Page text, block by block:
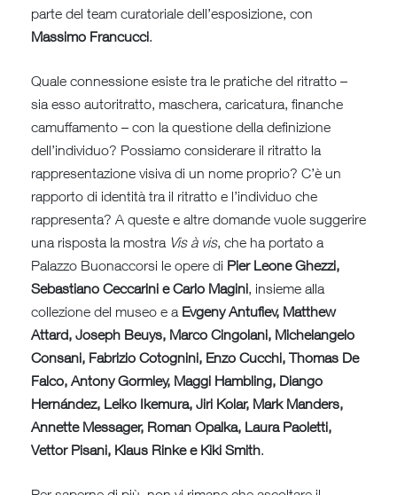
parte del team curatoriale dell’esposizione, con
Massimo Francucci.
Quale connessione esiste tra le pratiche del ritratto –
sia esso autoritratto, maschera, caricatura, finanche
camuffamento – con la questione della definizione
dell’individuo? Possiamo considerare il ritratto la
rappresentazione visiva di un nome proprio? C’è un
rapporto di identità tra il ritratto e l’individuo che
rappresenta? A queste e altre domande vuole suggerire
una risposta la mostra Vis à vis, che ha portato a
Palazzo Buonaccorsi le opere di Pier Leone Ghezzi,
Sebastiano Ceccarini e Carlo Magini, insieme alla
collezione del museo e a Evgeny Antufiev, Matthew
Attard, Joseph Beuys, Marco Cingolani, Michelangelo
Consani, Fabrizio Cotognini, Enzo Cucchi, Thomas De
Falco, Antony Gormley, Maggi Hambling, Diango
Hernández, Leiko Ikemura, Jiri Kolar, Mark Manders,
Annette Messager, Roman Opalka, Laura Paoletti,
Vettor Pisani, Klaus Rinke e Kiki Smith.